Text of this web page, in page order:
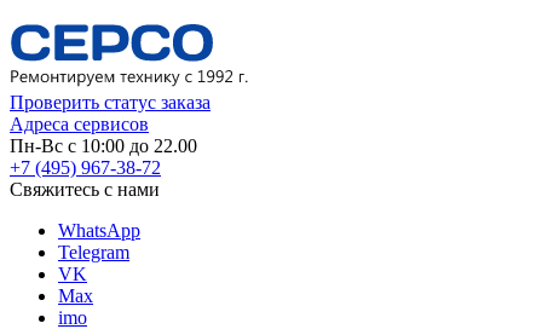
Проверить статус заказа
Адреса сервисов
Пн-Вс с 10:00 до 22.00
+7 (495) 967-38-72
Свяжитесь с нами
WhatsApp
Telegram
VK
Max
imo